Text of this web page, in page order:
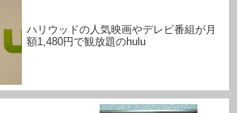
ハリウッドの人気映画やデレビ番組が月
額1,480円で観放題のhulu